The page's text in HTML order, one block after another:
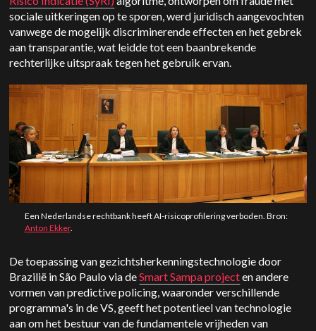
sociale uitkeringen op te sporen, werd juridisch aangevochten
vanwege de mogelijk discriminerende effecten en het gebrek
aan transparantie, wat leidde tot een baanbrekende
rechterlijke uitspraak tegen het gebruik ervan.
Een Nederlandse rechtbank heeft AI-risicoprofilering verboden. Bron:
Anton Ekker.
De toepassing van gezichtsherkenningstechnologie door
Brazilië in São Paulo via deSmart Sampa projecten andere
vormen van predictive policing, waaronder verschillende
programma's in de VS, geeft het potentieel van technologie
aan om het bestuur van de fundamentele vrijheden van